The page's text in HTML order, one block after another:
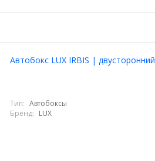
Автобокс LUX IRBIS | двусторонний
Тип: Автобоксы
Бренд: LUX